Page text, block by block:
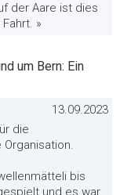
der Aare ist dies
»
um Bern: Ein
13.09.2023
die
bis
und es war